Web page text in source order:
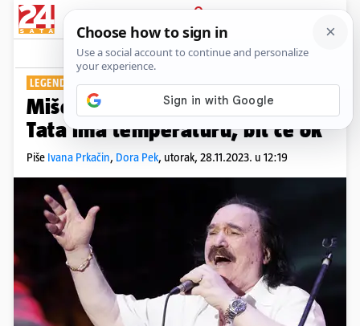
PRIJAVA
Show Komentari
LEGENDARNI PJEVAČ
Mišo Kovač završio je u bolnici:
Tata ima temperaturu, bit će ok
Piše Ivana Prkačin, Dora Pek, utorak, 28.11.2023. u 12:19